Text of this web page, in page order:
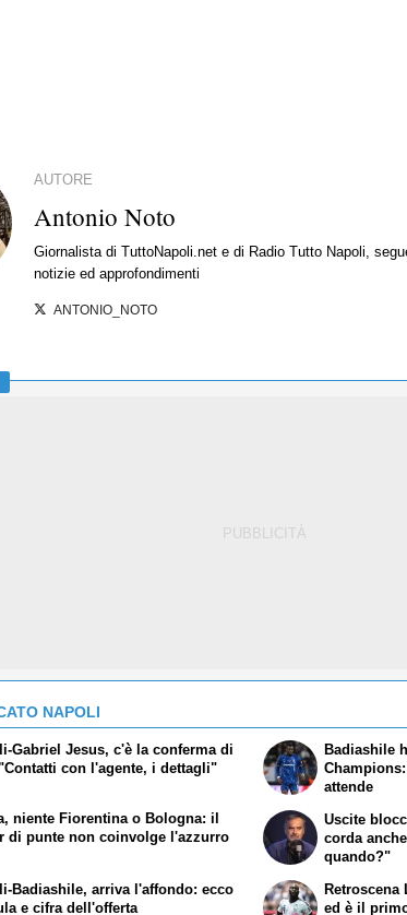
AUTORE
Antonio Noto
Giornalista di TuttoNapoli.net e di Radio Tutto Napoli,
notizie ed approfondimenti
ANTONIO_NOTO
NAPOLI
Gabriel Jesus, c'è la conferma di
con l'agente, i dettagli"
niente Fiorentina o Bologna: il
di punte non coinvolge l'azzurro
Badiashile
attende
Uscite
corda
quando?"
Badiashile, arriva l'affondo: ecco
e cifra dell'offerta
ed è il